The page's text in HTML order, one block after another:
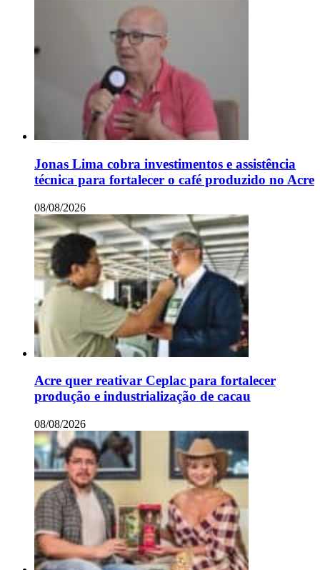
Jonas Lima cobra investimentos e assistência
técnica para fortalecer o café produzido no Acre
08/08/2026
Acre quer reativar Ceplac para fortalecer
produção e industrialização de cacau
08/08/2026